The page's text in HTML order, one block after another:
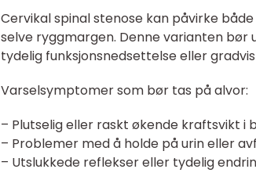
Cervikal spinal stenose kan påvirke
selve ryggmargen. Denne varianten bør
tydelig funksjonsnedsettelse eller
Varselsymptomer som bør tas på alvor:
– Plutselig eller raskt økende kraftsvikt i
– Problemer med å holde på urin eller
– Utslukkede reflekser eller tydelig